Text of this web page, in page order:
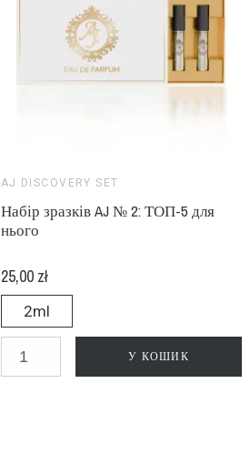
AJ DISCOVERY SET
Набір зразків AJ № 2: ТОП-5 для
нього
25,00 zł
2ml
У КОШИК